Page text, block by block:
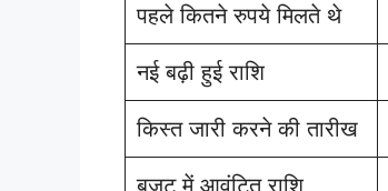
पहले कितने रुपये मिलते थे
नई बढ़ी हुई राशि
किस्त जारी करने की तारीख
बजट में आवंटित राशि